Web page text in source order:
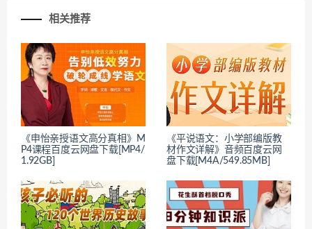
相关推荐
《申怡亲授语文高分真相》M
P4课程百度云网盘下载[MP4/
1.92GB]
《平说语文：小学部编版教
材作文详解》音频百度云网
盘下载[M4A/549.85MB]